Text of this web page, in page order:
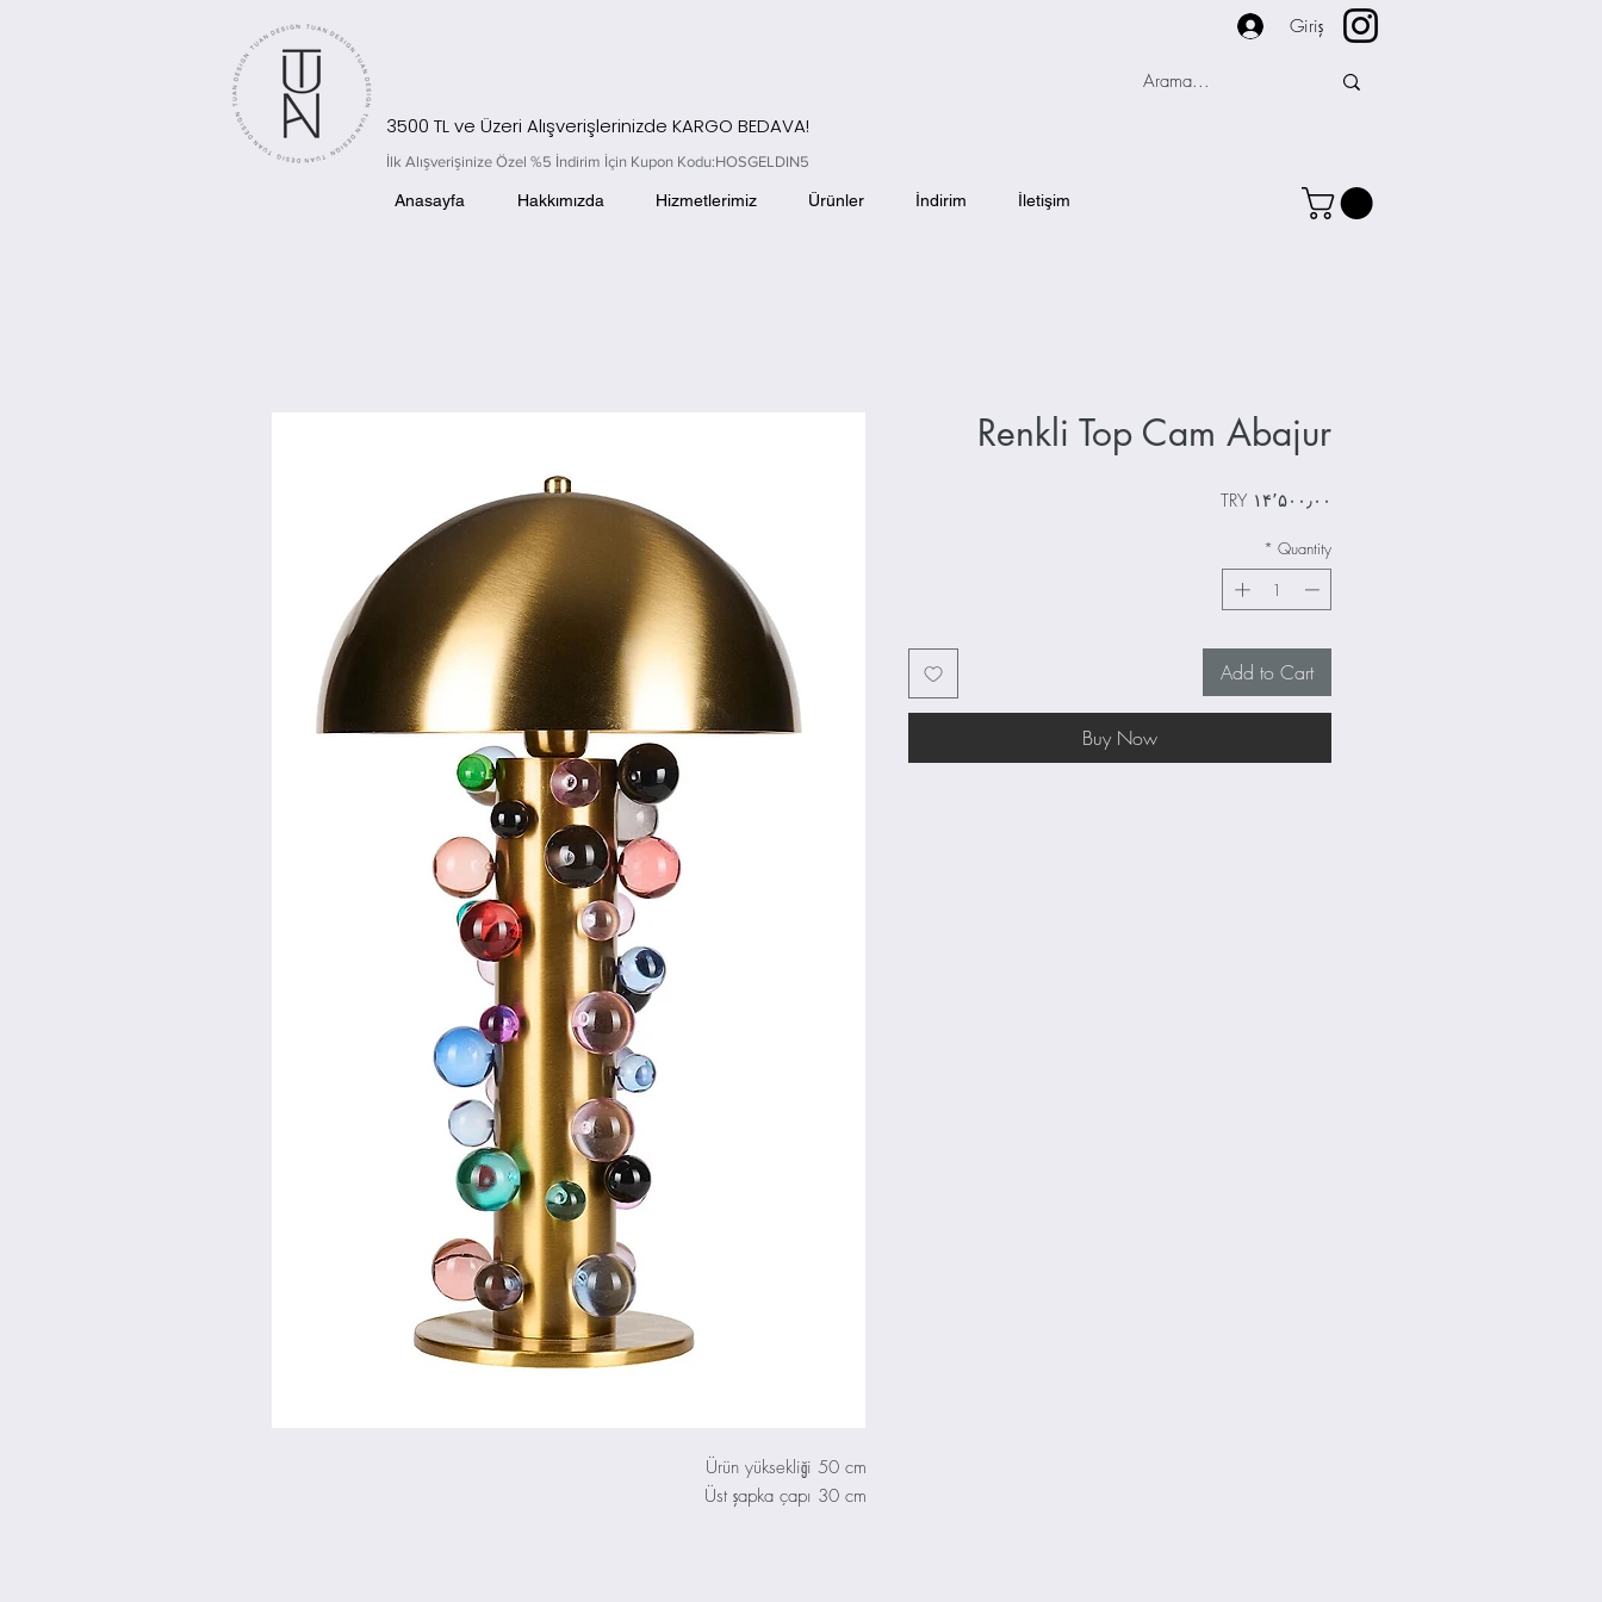
3500 TL ve Üzeri Alışverişlerinizde KARGO BEDAVA!
Giriş
Anasayfa Hakkımızda Hizmetlerimiz Ürünler İndirim İletişim
İlk Alışverişinize Özel %5 İndirim İçin Kupon Kodu:HOSGELDIN5
Ürün yüksekliği 50 cm
Üst şapka çapı 30 cm
Renkli Top Cam Abajur
‎TRY ۱۴٬۵۰۰٫۰۰Price
Quantity
*
Add to Cart
Buy Now